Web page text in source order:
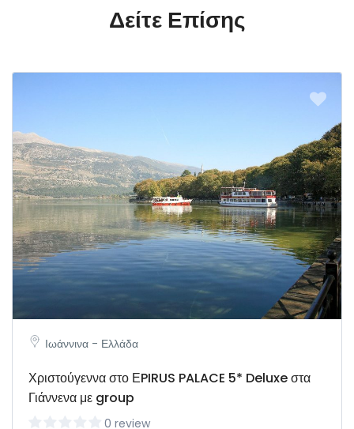
Δείτε Επίσης
Ιωάννινα - Ελλάδα
Χριστούγεννα στο ΕPIRUS PALACE 5* Deluxe στα
Γιάννενα με group
0 review